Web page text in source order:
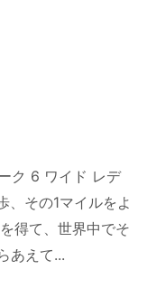
ク 6 ワイド レデ
その1マイルをよ
得て、世界中でそ
あえて...